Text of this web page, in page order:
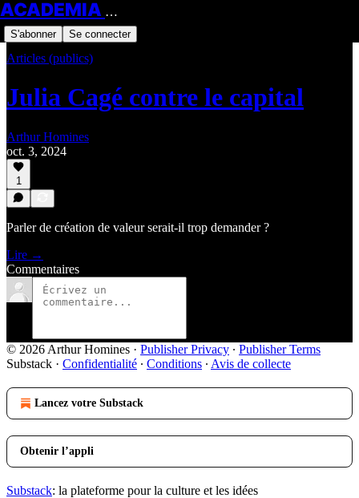
ACADEMIA HOMINES
S'abonner Se connecter
Articles (publics)
Julia Cagé contre le capital
Arthur Homines
oct. 3, 2024
1
Parler de création de valeur serait-il trop demander ?
Lire →
Commentaires
© 2026 Arthur Homines · Publisher Privacy ∙ Publisher Terms
Substack · Confidentialité ∙ Conditions ∙ Avis de collecte
Lancez votre Substack
Obtenir l’appli
Substack: la plateforme pour la culture et les idées